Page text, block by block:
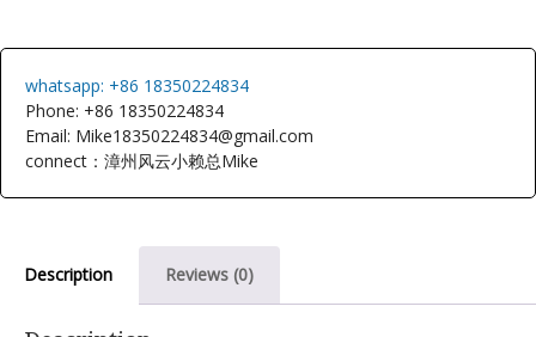
whatsapp: +86 18350224834
Phone: +86 18350224834
Email: Mike18350224834@gmail.com
connect：漳州风云小赖总Mike
Description Reviews (0)